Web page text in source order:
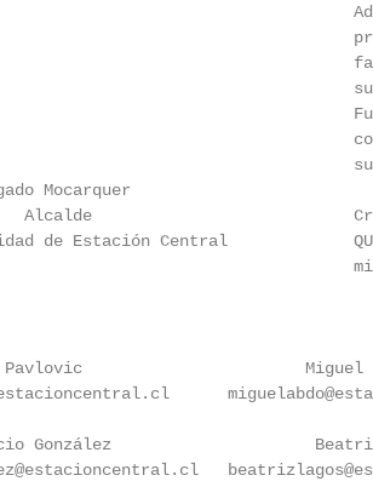
Mocarquer
Alcalde
de Estación Central
González